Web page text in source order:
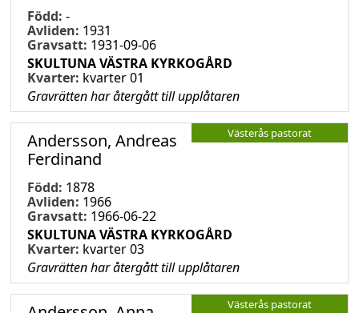
Född: -
Avliden: 1931
Gravsatt: 1931-09-06
SKULTUNA VÄSTRA KYRKOGÅRD
Kvarter: kvarter 01
Gravrätten har återgått till upplåtaren
Västerås pastorat
Andersson, Andreas
Ferdinand
Född: 1878
Avliden: 1966
Gravsatt: 1966-06-22
SKULTUNA VÄSTRA KYRKOGÅRD
Kvarter: kvarter 03
Gravrätten har återgått till upplåtaren
Västerås pastorat